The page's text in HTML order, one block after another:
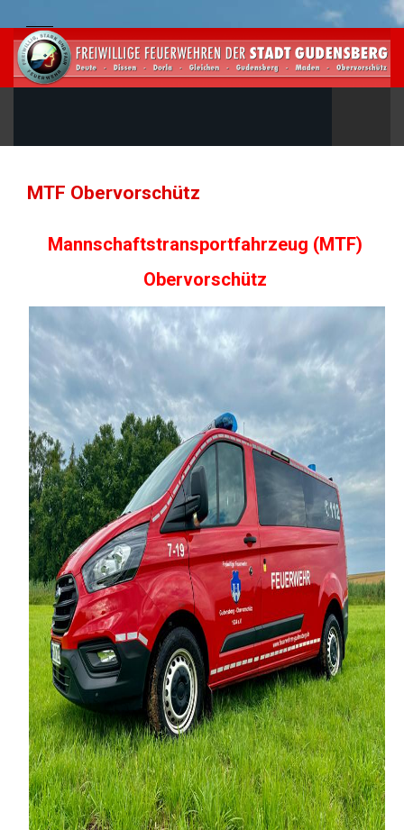
MTF Obervorschütz
Mannschaftstransportfahrzeug (MTF)
Obervorschütz